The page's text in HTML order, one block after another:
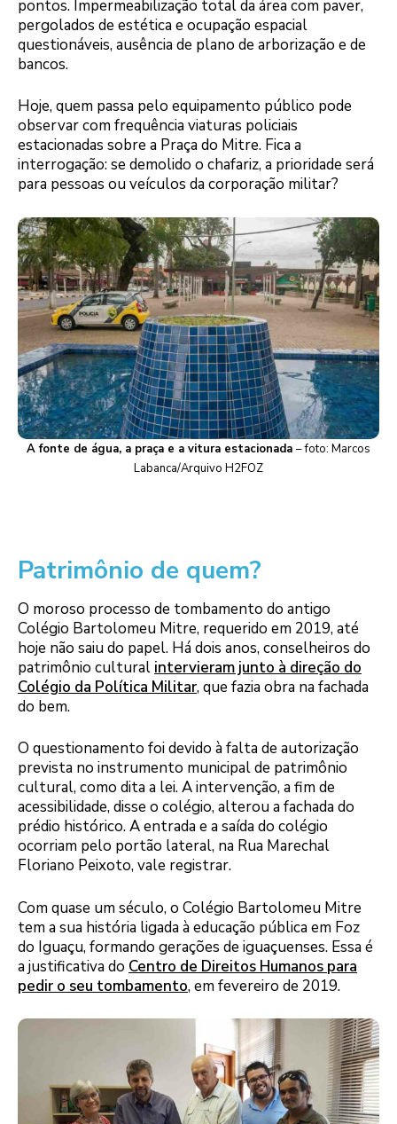
pontos. Impermeabilização total da área com paver,
pergolados de estética e ocupação espacial
questionáveis, ausência de plano de arborização e de
bancos.
Hoje, quem passa pelo equipamento público pode
observar com frequência viaturas policiais
estacionadas sobre a Praça do Mitre. Fica a
interrogação: se demolido o chafariz, a prioridade será
para pessoas ou veículos da corporação militar?
A fonte de água, a praça e a vitura estacionada – foto: Marcos
Labanca/Arquivo H2FOZ
Patrimônio de quem?
O moroso processo de tombamento do antigo
Colégio Bartolomeu Mitre, requerido em 2019, até
hoje não saiu do papel. Há dois anos, conselheiros do
patrimônio cultural intervieram junto à direção do
Colégio da Política Militar, que fazia obra na fachada
do bem.
O questionamento foi devido à falta de autorização
prevista no instrumento municipal de patrimônio
cultural, como dita a lei. A intervenção, a fim de
acessibilidade, disse o colégio, alterou a fachada do
prédio histórico. A entrada e a saída do colégio
ocorriam pelo portão lateral, na Rua Marechal
Floriano Peixoto, vale registrar.
Com quase um século, o Colégio Bartolomeu Mitre
tem a sua história ligada à educação pública em Foz
do Iguaçu, formando gerações de iguaçuenses. Essa é
a justificativa do Centro de Direitos Humanos para
pedir o seu tombamento, em fevereiro de 2019.